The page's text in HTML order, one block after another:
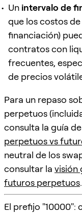
Un intervalo de
que los costos
financiación)
contratos con
frecuentes,
de precios
Para un repaso
perpetuos
consulta la guía
perpetuos vs
neutral de los
consultar la visión
futuros perpetuos.
El prefijo